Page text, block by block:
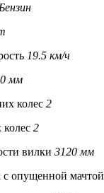
19.5 км/ч
мм
колес 2
колес 2
вилки 3120 мм
с опущенной мачтой